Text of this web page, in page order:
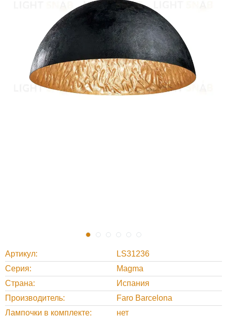
Артикул
LS31236
Серия
Magma
Страна
Испания
Производитель
Faro Barcelona
Лампочки в комплекте
нет